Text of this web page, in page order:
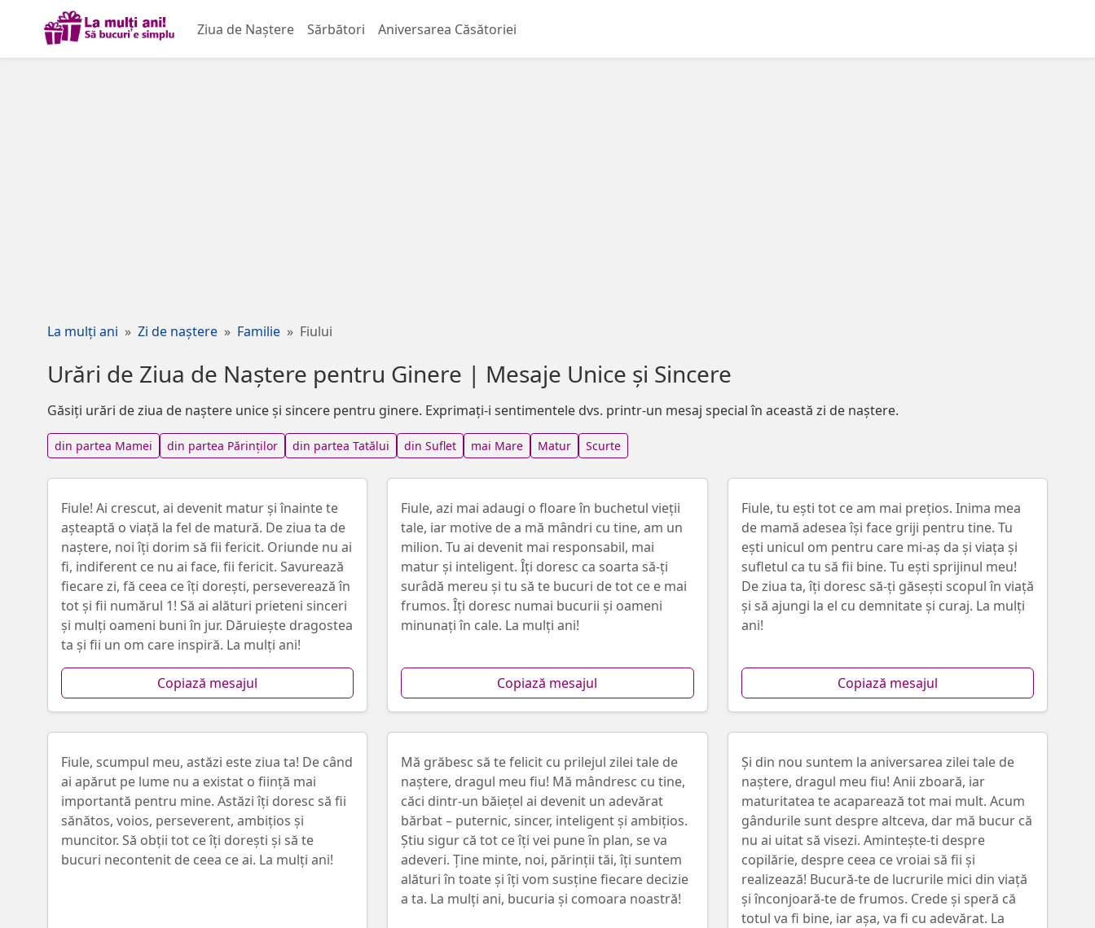
Ziua de Naștere Sărbători Aniversarea Căsătoriei
La mulți ani Zi de naștere Familie Fiului
Urări de Ziua de Naștere pentru Ginere | Mesaje Unice și Sincere
Găsiți urări de ziua de naștere unice și sincere pentru ginere. Exprimați-i sentimentele dvs. printr-un mesaj special în această zi de naștere.
din partea Mamei din partea Părinților din partea Tatălui din Suflet mai Mare Matur Scurte
Fiule! Ai crescut, ai devenit matur și înainte te
așteaptă o viață la fel de matură. De ziua ta de
naștere, noi îți dorim să fii fericit. Oriunde nu ai
fi, indiferent ce nu ai face, fii fericit. Savurează
fiecare zi, fă ceea ce îți dorești, perseverează în
tot și fii numărul 1! Să ai alături prieteni sinceri
și mulți oameni buni în jur. Dăruiește dragostea
ta și fii un om care inspiră. La mulți ani!
Copiază mesajul
Fiule, azi mai adaugi o floare în buchetul vieții
tale, iar motive de a mă mândri cu tine, am un
milion. Tu ai devenit mai responsabil, mai
matur și inteligent. Îți doresc ca soarta să-ți
surâdă mereu și tu să te bucuri de tot ce e mai
frumos. Îți doresc numai bucurii și oameni
minunați în cale. La mulți ani!
Copiază mesajul
Fiule, tu ești tot ce am mai prețios. Inima mea
de mamă adesea își face griji pentru tine. Tu
ești unicul om pentru care mi-aș da și viața și
sufletul ca tu să fii bine. Tu ești sprijinul meu!
De ziua ta, îți doresc să-ți găsești scopul în viață
și să ajungi la el cu demnitate și curaj. La mulți
ani!
Copiază mesajul
Fiule, scumpul meu, astăzi este ziua ta! De când
ai apărut pe lume nu a existat o ființă mai
importantă pentru mine. Astăzi îți doresc să fii
sănătos, voios, perseverent, ambițios și
muncitor. Să obții tot ce îți dorești și să te
bucuri necontenit de ceea ce ai. La mulți ani!
Mă grăbesc să te felicit cu prilejul zilei tale de
naștere, dragul meu fiu! Mă mândresc cu tine,
căci dintr-un băiețel ai devenit un adevărat
bărbat – puternic, sincer, inteligent și ambițios.
Știu sigur că tot ce îți vei pune în plan, se va
adeveri. Ține minte, noi, părinții tăi, îți suntem
alături în toate și îți vom susține fiecare decizie
a ta. La mulți ani, bucuria și comoara noastră!
Și din nou suntem la aniversarea zilei tale de
naștere, dragul meu fiu! Anii zboară, iar
maturitatea te acaparează tot mai mult. Acum
gândurile sunt despre altceva, dar mă bucur că
nu ai uitat să visezi. Amintește-ti despre
copilărie, despre ceea ce vroiai să fii și
realizează! Bucură-te de lucrurile mici din viață
și înconjoară-te de frumos. Crede și speră că
totul va fi bine, iar așa, va fi cu adevărat. La